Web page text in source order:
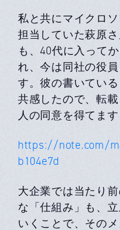
私と共にマイクロ
担当していた萩原さ
も、40代に⼊って
れ、今は同社の役
す。彼の書いてい
共感したので、転
⼈の同意を得てます
https://note.com/
b104e7d
⼤企業では当たり
な「仕組み」も、
いくことで、その